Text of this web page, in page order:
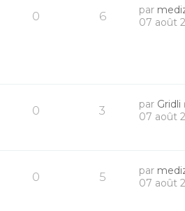
0 6 par
07 août
0 3 par Gridli
07 août
0 5 par
07 août